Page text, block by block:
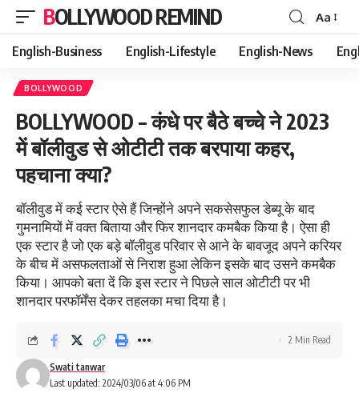
BOLLYWOOD REMIND
Font
Resizer
Aa
English-Business English-Lifestyle English-News
BOLLYWOOD
BOLLYWOOD – कंधे पर बैठे बच्चे ने 2023
में बॉलीवुड से ओटीटी तक बरपाया कहर,
पहचाना क्या?
बॉलीवुड में कई स्टार ऐसे हैं जिन्होंने अपने सकसेसफुल डेब्यू के बाद
गुमनामियों में वक्त बिताया और फिर शानदार कमबैक किया है। ऐसा ही
एक स्टार है जो एक बड़े बॉलीवुड परिवार से आने के बावजूद अपने करियर
के बीच में असफलताओं से निराश हुआ लेकिन इसके बाद उसने कमबैक
किया। आपको बता दें कि इस स्टार ने पिछले साल ओटीटी पर भी
शानदार परफॉर्मेंस देकर तहलका मचा दिया है।
Last updated: 2024/03/06 at 4:06 PM
Swati tanwar
2 Min Read